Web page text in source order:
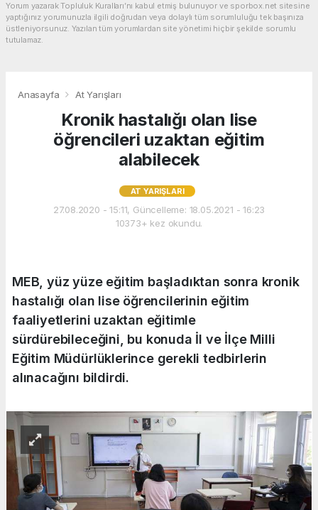
Yorum yazarak Topluluk Kuralları’nı kabul etmiş bulunuyor ve sporbox.net sitesine
yaptığınız yorumunuzla ilgili doğrudan veya dolaylı tüm sorumluluğu tek başınıza
üstleniyorsunuz. Yazılan tüm yorumlardan site yönetimi hiçbir şekilde sorumlu
tutulamaz.
Anasayfa At Yarışları
Kronik hastalığı olan lise
öğrencileri uzaktan eğitim
alabilecek
AT YARIŞLARI
27.08.2020 - 15:11, Güncelleme: 18.05.2021 - 16:23
10373+ kez okundu.
MEB, yüz yüze eğitim başladıktan sonra kronik
hastalığı olan lise öğrencilerinin eğitim
faaliyetlerini uzaktan eğitimle
sürdürebileceğini, bu konuda İl ve İlçe Milli
Eğitim Müdürlüklerince gerekli tedbirlerin
alınacağını bildirdi.